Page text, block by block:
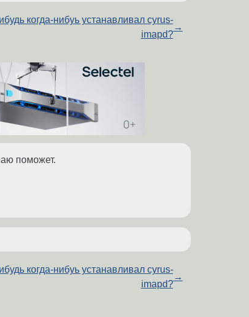
когда-нибуь устанавливал cyrus-
imapd?
→
поможет.
когда-нибуь устанавливал cyrus-
imapd?
→